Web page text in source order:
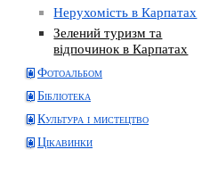
Нерухомість в Карпатах
Зелений туризм та
відпочинок в Карпатах
Фотоальбом
Бібліотека
Культура і мистецтво
Цікавинки